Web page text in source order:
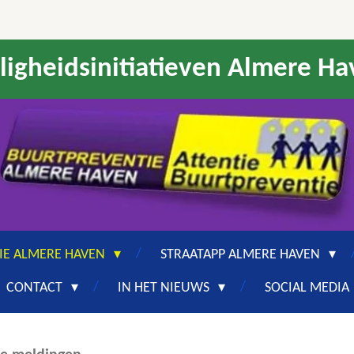
Almere
ALMERE HAVEN STRAATAPP ALMERE HAVEN
CONTACT IN HET NIEUWS SOCIAL MEDIA